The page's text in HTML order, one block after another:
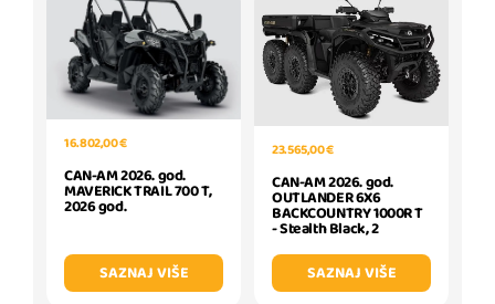
16.802,00 €
CAN-AM 2026. god.
MAVERICK TRAIL 700 T,
2026 god.
SAZNAJ VIŠE
23.565,00 €
CAN-AM 2026. god.
OUTLANDER 6X6
BACKCOUNTRY 1000R T
- Stealth Black, 2
SAZNAJ VIŠE